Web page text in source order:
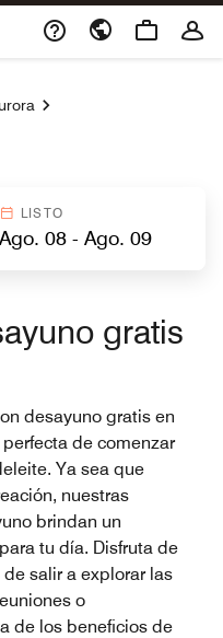
LISTO
gratis
desayuno gratis en
de comenzar
Ya sea que
nuestras
brindan un
tu día. Disfruta de
salir a explorar las
o
de los beneficios de